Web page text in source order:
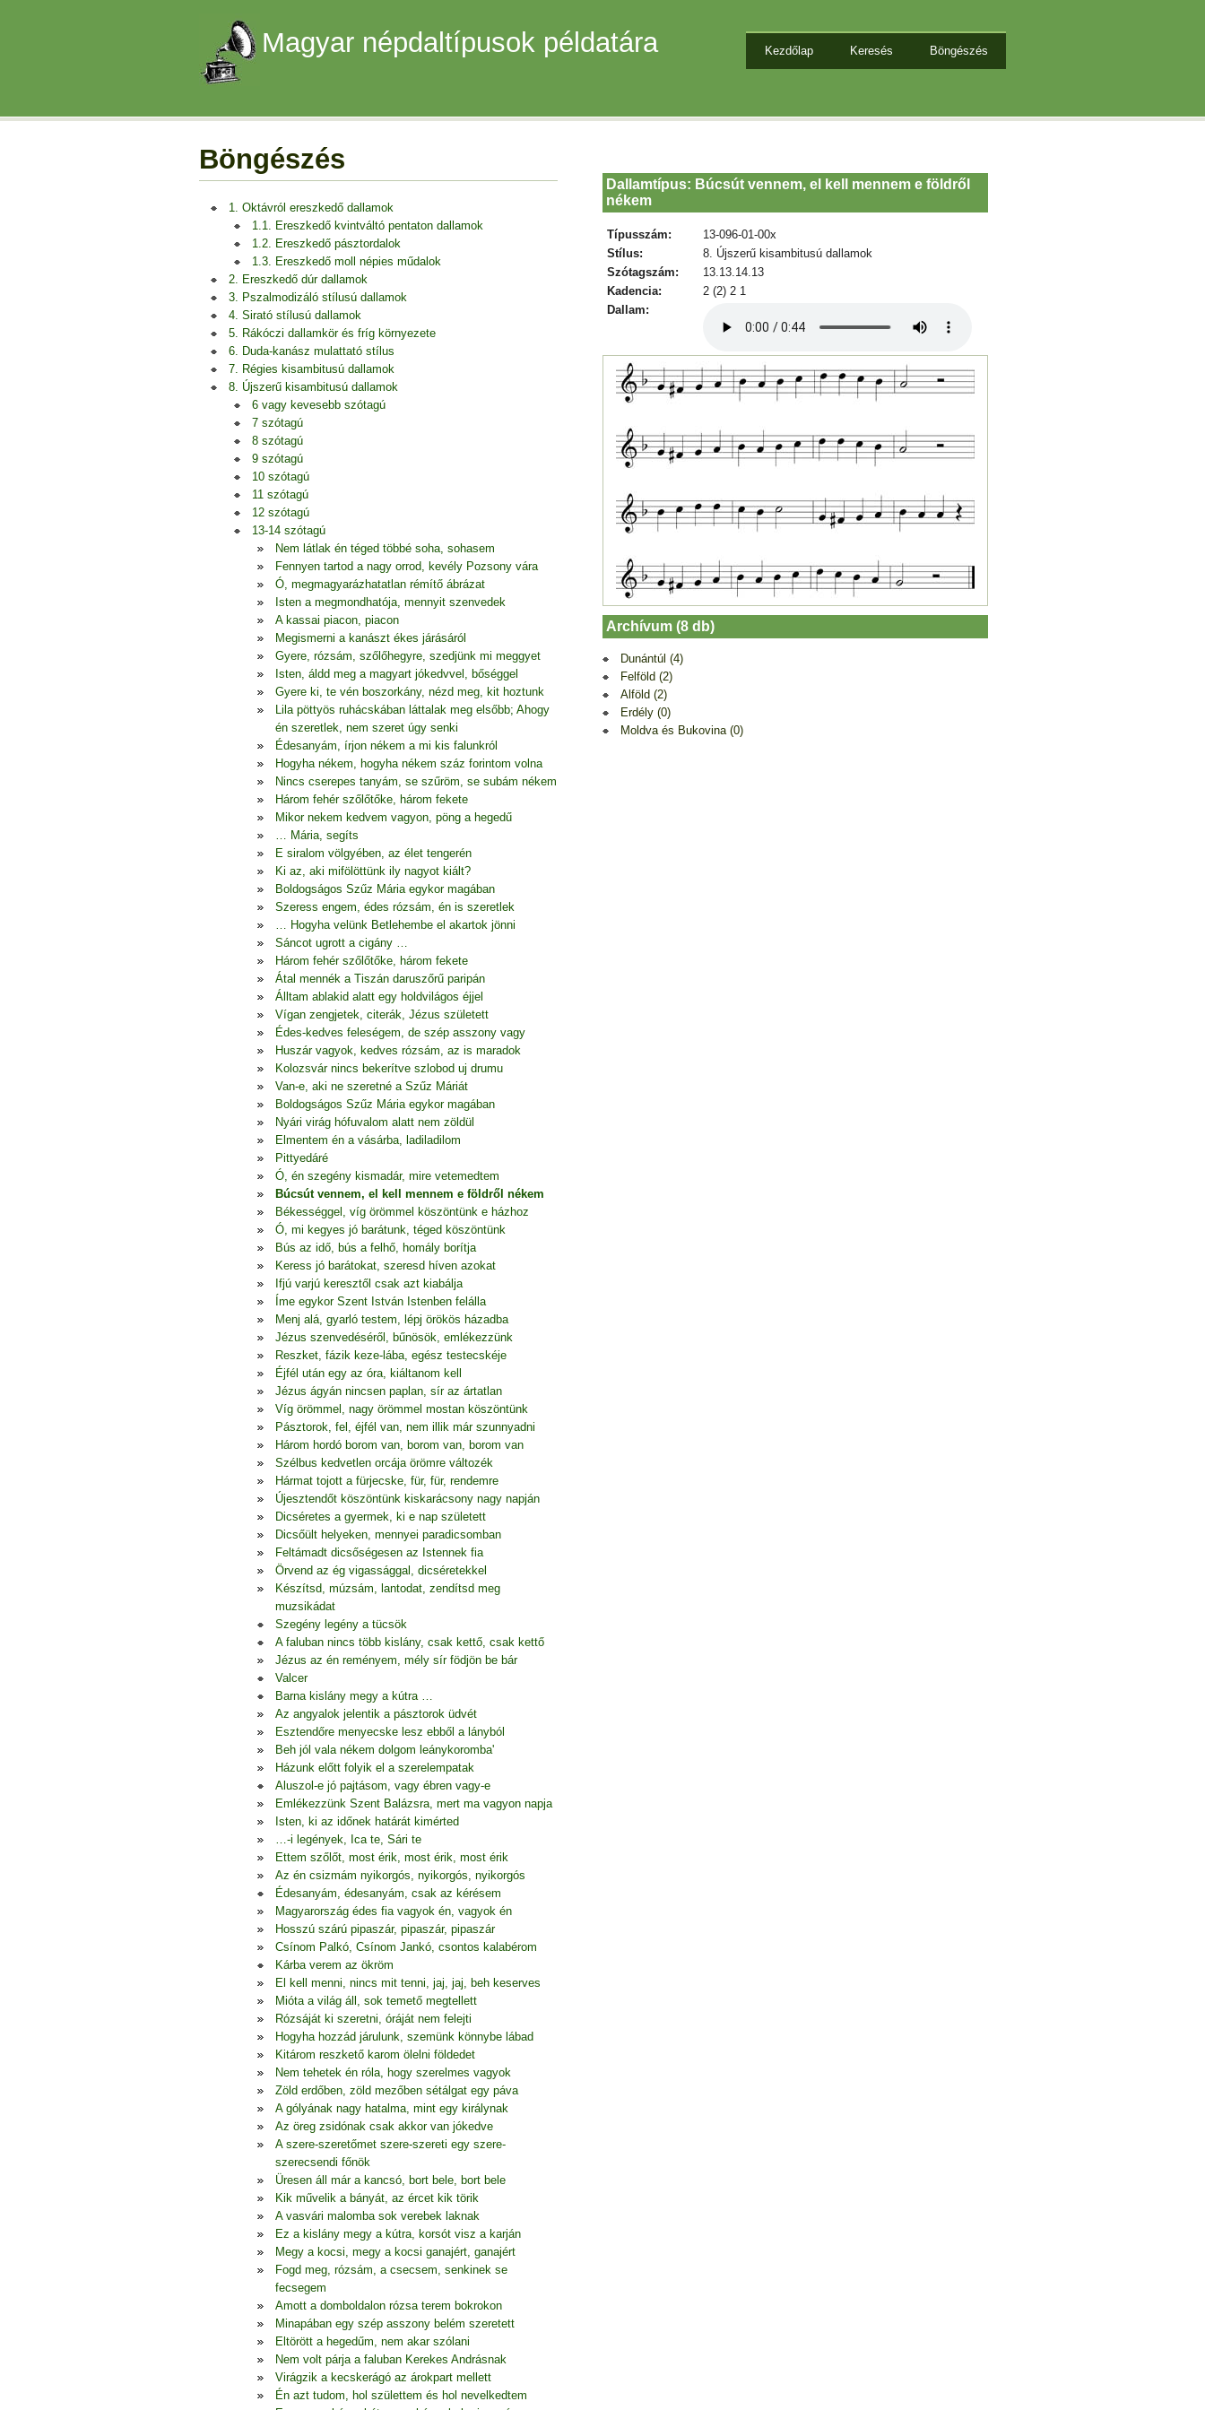
Magyar népdaltípusok példatára Kezdőlap Keresés Böngészés
Böngészés
1. Oktávról ereszkedő dallamok
1.1. Ereszkedő kvintváltó pentaton dallamok
1.2. Ereszkedő pásztordalok
1.3. Ereszkedő moll népies műdalok
2. Ereszkedő dúr dallamok
3. Pszalmodizáló stílusú dallamok
4. Sirató stílusú dallamok
5. Rákóczi dallamkör és fríg környezete
6. Duda-kanász mulattató stílus
7. Régies kisambitusú dallamok
8. Újszerű kisambitusú dallamok
6 vagy kevesebb szótagú
7 szótagú
8 szótagú
9 szótagú
10 szótagú
11 szótagú
12 szótagú
13-14 szótagú
Nem látlak én téged többé soha, sohasem
Fennyen tartod a nagy orrod, kevély Pozsony vára
Ó, megmagyarázhatatlan rémítő ábrázat
Isten a megmondhatója, mennyit szenvedek
A kassai piacon, piacon
Megismerni a kanászt ékes járásáról
Gyere, rózsám, szőlőhegyre, szedjünk mi meggyet
Isten, áldd meg a magyart jókedvvel, bőséggel
Gyere ki, te vén boszorkány, nézd meg, kit hoztunk
Lila pöttyös ruhácskában láttalak meg elsőbb; Ahogy
én szeretlek, nem szeret úgy senki
Édesanyám, írjon nékem a mi kis falunkról
Hogyha nékem, hogyha nékem száz forintom volna
Nincs cserepes tanyám, se szűröm, se subám nékem
Három fehér szőlőtőke, három fekete
Mikor nekem kedvem vagyon, pöng a hegedű
… Mária, segíts
E siralom völgyében, az élet tengerén
Ki az, aki mifölöttünk ily nagyot kiált?
Boldogságos Szűz Mária egykor magában
Szeress engem, édes rózsám, én is szeretlek
… Hogyha velünk Betlehembe el akartok jönni
Sáncot ugrott a cigány …
Három fehér szőlőtőke, három fekete
Átal mennék a Tiszán daruszőrű paripán
Álltam ablakid alatt egy holdvilágos éjjel
Vígan zengjetek, citerák, Jézus született
Édes-kedves feleségem, de szép asszony vagy
Huszár vagyok, kedves rózsám, az is maradok
Kolozsvár nincs bekerítve szlobod uj drumu
Van-e, aki ne szeretné a Szűz Máriát
Boldogságos Szűz Mária egykor magában
Nyári virág hófuvalom alatt nem zöldül
Elmentem én a vásárba, ladiladilom
Pittyedáré
Ó, én szegény kismadár, mire vetemedtem
Búcsút vennem, el kell mennem e földről nékem
Békességgel, víg örömmel köszöntünk e házhoz
Ó, mi kegyes jó barátunk, téged köszöntünk
Bús az idő, bús a felhő, homály borítja
Keress jó barátokat, szeresd híven azokat
Ifjú varjú keresztől csak azt kiabálja
Íme egykor Szent István Istenben felálla
Menj alá, gyarló testem, lépj örökös házadba
Jézus szenvedéséről, bűnösök, emlékezzünk
Reszket, fázik keze-lába, egész testecskéje
Éjfél után egy az óra, kiáltanom kell
Jézus ágyán nincsen paplan, sír az ártatlan
Víg örömmel, nagy örömmel mostan köszöntünk
Pásztorok, fel, éjfél van, nem illik már szunnyadni
Három hordó borom van, borom van, borom van
Szélbus kedvetlen orcája örömre változék
Hármat tojott a fürjecske, für, für, rendemre
Újesztendőt köszöntünk kiskarácsony nagy napján
Dicséretes a gyermek, ki e nap született
Dicsőült helyeken, mennyei paradicsomban
Feltámadt dicsőségesen az Istennek fia
Örvend az ég vigassággal, dicséretekkel
Készítsd, múzsám, lantodat, zendítsd meg
muzsikádat
Szegény legény a tücsök
A faluban nincs több kislány, csak kettő, csak kettő
Jézus az én reményem, mély sír födjön be bár
Valcer
Barna kislány megy a kútra …
Az angyalok jelentik a pásztorok üdvét
Esztendőre menyecske lesz ebből a lányból
Beh jól vala nékem dolgom leánykoromba'
Házunk előtt folyik el a szerelempatak
Aluszol-e jó pajtásom, vagy ébren vagy-e
Emlékezzünk Szent Balázsra, mert ma vagyon napja
Isten, ki az időnek határát kimérted
…-i legények, Ica te, Sári te
Ettem szőlőt, most érik, most érik, most érik
Az én csizmám nyikorgós, nyikorgós, nyikorgós
Édesanyám, édesanyám, csak az kérésem
Magyarország édes fia vagyok én, vagyok én
Hosszú szárú pipaszár, pipaszár, pipaszár
Csínom Palkó, Csínom Jankó, csontos kalabérom
Kárba verem az ökröm
El kell menni, nincs mit tenni, jaj, jaj, beh keserves
Mióta a világ áll, sok temető megtellett
Rózsáját ki szeretni, óráját nem felejti
Hogyha hozzád járulunk, szemünk könnybe lábad
Kitárom reszkető karom ölelni földedet
Nem tehetek én róla, hogy szerelmes vagyok
Zöld erdőben, zöld mezőben sétálgat egy páva
A gólyának nagy hatalma, mint egy királynak
Az öreg zsidónak csak akkor van jókedve
A szere-szeretőmet szere-szereti egy szere-
szerecsendi főnök
Üresen áll már a kancsó, bort bele, bort bele
Kik művelik a bányát, az ércet kik törik
A vasvári malomba sok verebek laknak
Ez a kislány megy a kútra, korsót visz a karján
Megy a kocsi, megy a kocsi ganajért, ganajért
Fogd meg, rózsám, a csecsem, senkinek se
fecsegem
Amott a domboldalon rózsa terem bokrokon
Minapában egy szép asszony belém szeretett
Eltörött a hegedűm, nem akar szólani
Nem volt párja a faluban Kerekes Andrásnak
Virágzik a kecskerágó az árokpart mellett
Én azt tudom, hol születtem és hol nevelkedtem
Dallamtípus: Búcsút vennem, el kell mennem e földről
nékem
Típusszám:
13-096-01-00x
Stílus:
8. Újszerű kisambitusú dallamok
Szótagszám:
13.13.14.13
Kadencia:
2 (2) 2 1
Dallam:
Archívum (8 db)
Dunántúl (4)
Felföld (2)
Alföld (2)
Erdély (0)
Moldva és Bukovina (0)